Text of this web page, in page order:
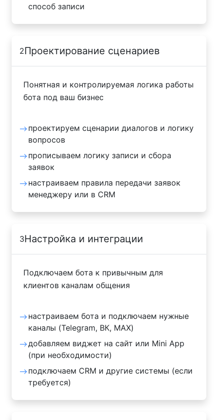
способ записи
2Проектирование сценариев
Понятная и контролируемая логика работы
бота под ваш бизнес
проектируем сценарии диалогов и логику
вопросов
прописываем логику записи и сбора
заявок
настраиваем правила передачи заявок
менеджеру или в CRM
3Настройка и интеграции
Подключаем бота к привычным для
клиентов каналам общения
настраиваем бота и подключаем нужные
каналы (Telegram, ВК, MAX)
добавляем виджет на сайт или Mini App
(при необходимости)
подключаем CRM и другие системы (если
требуется)